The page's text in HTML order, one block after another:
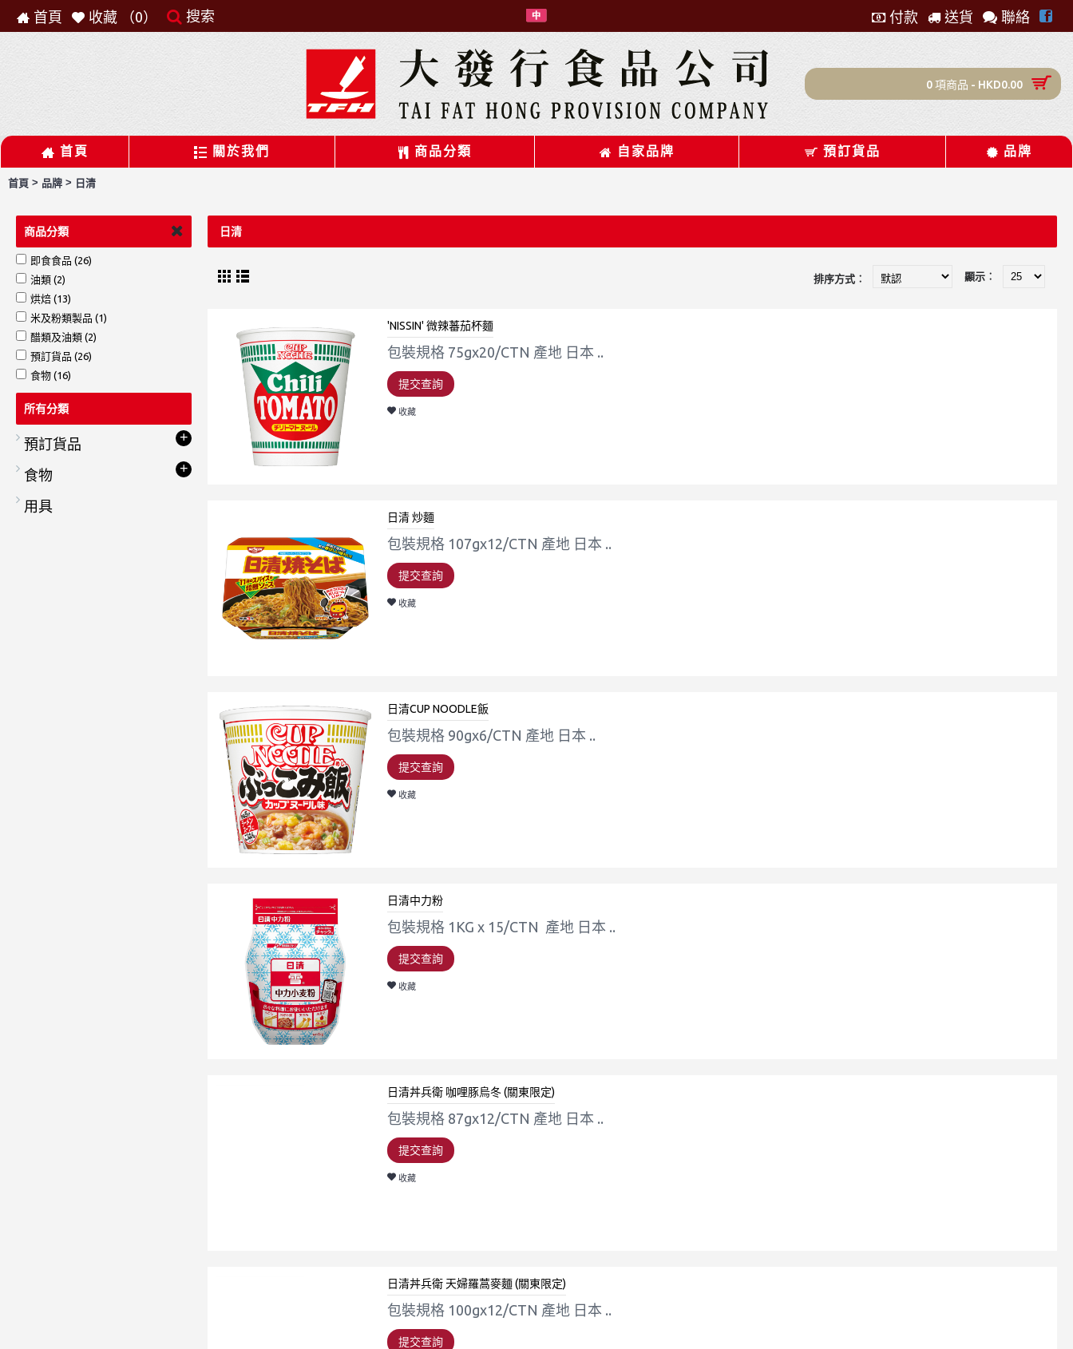
首頁 收藏 （0） 搜索 付款 送貨 聯絡
0 項商品 - HKD0.00
首頁 關於我們 商品分類 自家品牌 預訂貨品 品牌
首頁 > 品牌 > 日清
商品分類
即食食品 (26)
油類 (2)
烘焙 (13)
米及粉類製品 (1)
醋類及油類 (2)
預訂貨品 (26)
食物 (16)
所有分類
預訂貨品 +
食物 +
用具
日清
顯示︰
排序方式︰
'NISSIN' 微辣蕃茄杯麵
包裝規格 75gx20/CTN 產地 日本 ..
提交查詢
收藏
日清 炒麵
包裝規格 107gx12/CTN 產地 日本 ..
提交查詢
收藏
日清CUP NOODLE飯
包裝規格 90gx6/CTN 產地 日本 ..
提交查詢
收藏
日清中力粉
包裝規格 1KG x 15/CTN 產地 日本 ..
提交查詢
收藏
日清丼兵衛 咖哩豚烏冬 (關東限定)
包裝規格 87gx12/CTN 產地 日本 ..
提交查詢
收藏
日清丼兵衛 天婦羅蒿麥麵 (關東限定)
包裝規格 100gx12/CTN 產地 日本 ..
提交查詢